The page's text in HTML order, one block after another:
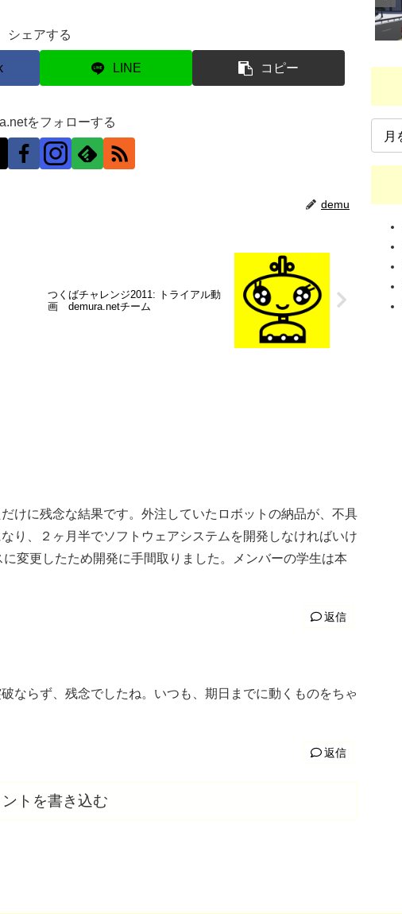
シェアする
LINE コピー
をフォローする
demu
つくばチャレンジ2011: トライアル動
画 demura.netチーム
けに残念な結果です。外注していたロボットの納品が、不具
り、２ヶ月半でソフトウェアシステムを開発しなければいけ
変更したため開発に手間取りました。メンバーの学生は本
返信
ならず、残念でしたね。いつも、期日までに動くものをちゃ
返信
ントを書き込む